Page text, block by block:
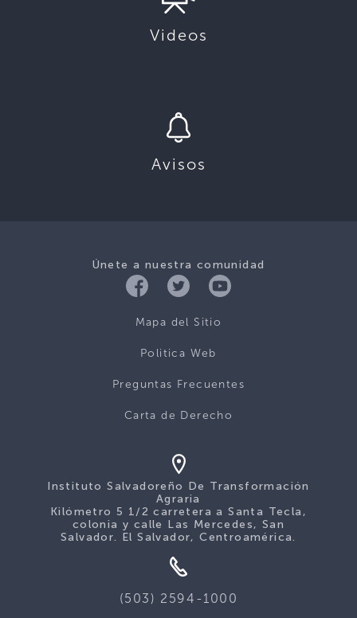
Videos
Avisos
Únete a nuestra comunidad
Mapa del Sitio
Politica Web
Preguntas Frecuentes
Carta de Derecho
Instituto Salvadoreño De Transformación
Agraria
Kilómetro 5 1/2 carretera a Santa Tecla,
colonia y calle Las Mercedes, San
Salvador. El Salvador, Centroamérica.
(503) 2594-1000